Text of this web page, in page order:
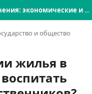
Мониторинг общественного мнения: экономические и социальные перемены
и общество
жилья в